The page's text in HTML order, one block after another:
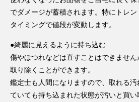
でダメージが蓄積されます。特にトレ
タイミングで値段が変動します。
●綺麗に見えるように持ち込む
傷やほつれなどは直すことはできませ
取り除くことができます。
鑑定士も人間になりますので、取れる
ていても持ち込まれた状態が汚いと買